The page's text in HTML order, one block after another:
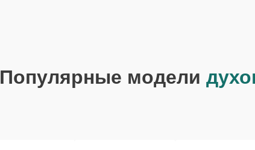
Популярные модели